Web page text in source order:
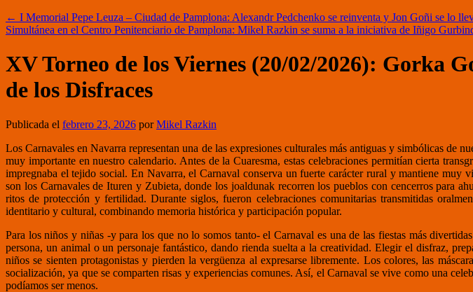
← I Memorial Pepe Leuza – Ciudad de Pamplona: Alexandr Pedchenko se reinventa y Jon Goñi se lo
Simultánea en el Centro Penitenciario de Pamplona: Mikel Razkin se suma a la iniciativa de Iñigo
XV Torneo de los Viernes (20/02/2026): Gorka
de los Disfraces
Publicada el febrero 23, 2026 por Mikel Razkin
Los Carnavales en Navarra representan una de las expresiones culturales más antiguas y simbólicas
muy importante en nuestro calendario. Antes de la Cuaresma, estas celebraciones permitían cierta
impregnaba el tejido social. En Navarra, el Carnaval conserva un fuerte carácter rural y mantiene muy
son los Carnavales deIturen y Zubieta, donde los joaldunak recorren los pueblos con cencerros para
ritos de protección y fertilidad. Durante siglos, fueron celebraciones comunitarias transmitidas
identitario y cultural, combinando memoria histórica y participación popular.
Para los niños y niñas -y para los que no lo somos tanto- el Carnaval es una de las fiestas más
persona, un animal o un personaje fantástico, dando rienda suelta a la creatividad. Elegir el disfraz,
niños se sienten protagonistas y pierden la vergüenza al expresarse libremente. Los colores, las
socialización, ya que se comparten risas y experiencias comunes. Así, el Carnaval se vive como una
podíamos ser menos.